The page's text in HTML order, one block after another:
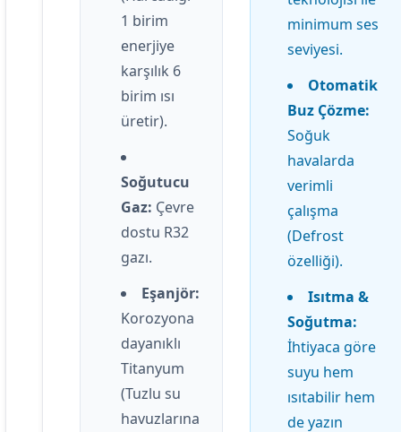
1 birim
enerjiye
karşılık 6
birim ısı
üretir).
Soğutucu
Gaz: Çevre
dostu R32
gazı.
Eşanjör:
Korozyona
dayanıklı
Titanyum
(Tuzlu su
havuzlarına
minimum ses
seviyesi.
Otomatik
Buz Çözme:
Soğuk
havalarda
verimli
çalışma
(Defrost
özelliği).
Isıtma &
Soğutma:
İhtiyaca göre
suyu hem
ısıtabilir hem
de yazın